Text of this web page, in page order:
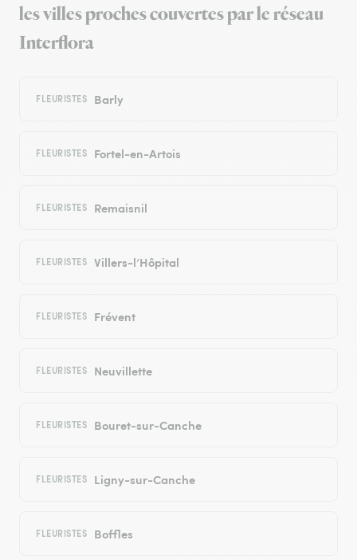
les villes proches couvertes par le réseau
Interflora
FLEURISTES Barly
FLEURISTES Fortel-en-Artois
FLEURISTES Remaisnil
FLEURISTES Villers-l’Hôpital
FLEURISTES Frévent
FLEURISTES Neuvillette
FLEURISTES Bouret-sur-Canche
FLEURISTES Ligny-sur-Canche
FLEURISTES Boffles